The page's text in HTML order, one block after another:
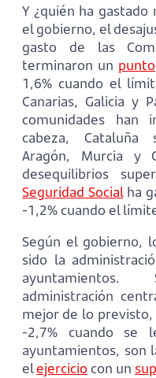
Y ¿quién ha gastado
el gobierno, el
gasto de las
terminaron un punto
1,6% cuando el
Canarias, Galicia y
comunidades
cabeza, Cataluña
Aragón, Murcia y
desequilibrios
Seguridad Socialha
-1,2% cuando el
Según el gobierno,
sido la
administración
mejor de lo
-2,7% cuando se
ayuntamientos, son
elejerciciocon un